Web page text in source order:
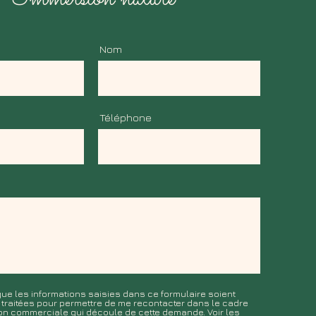
Nom
Téléphone
les informations saisies dans ce formulaire soient
pour permettre de me recontacter dans le cadre
commerciale qui découle de cette demande. Voir les